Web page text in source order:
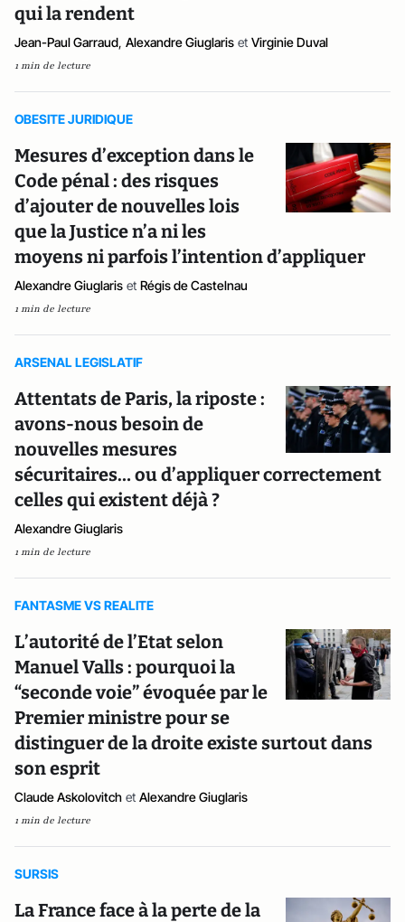
qui la rendent
Jean-Paul Garraud, Alexandre Giuglaris et Virginie Duval
1 min de lecture
OBESITE JURIDIQUE
Mesures d’exception dans le
Code pénal : des risques
d’ajouter de nouvelles lois
que la Justice n’a ni les
moyens ni parfois l’intention d’appliquer
Alexandre Giuglaris et Régis de Castelnau
1 min de lecture
ARSENAL LEGISLATIF
Attentats de Paris, la riposte :
avons-nous besoin de
nouvelles mesures
sécuritaires… ou d’appliquer correctement
celles qui existent déjà ?
Alexandre Giuglaris
1 min de lecture
FANTASME VS REALITE
L’autorité de l’Etat selon
Manuel Valls : pourquoi la
“seconde voie” évoquée par le
Premier ministre pour se
distinguer de la droite existe surtout dans
son esprit
Claude Askolovitch et Alexandre Giuglaris
1 min de lecture
SURSIS
La France face à la perte de la